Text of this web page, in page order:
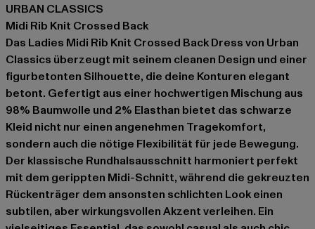
URBAN CLASSICS
Midi Rib Knit Crossed Back
Das Ladies Midi Rib Knit Crossed Back Dress von Urban
Classics überzeugt mit seinem cleanen Design und einer
figurbetonten Silhouette, die deine Konturen elegant
betont. Gefertigt aus einer hochwertigen Mischung aus
98% Baumwolle und 2% Elasthan bietet das schwarze
Kleid nicht nur einen angenehmen Tragekomfort,
sondern auch die nötige Flexibilität für jede Bewegung.
Der klassische Rundhalsausschnitt harmoniert perfekt
mit dem gerippten Midi-Schnitt, während die gekreuzten
Rückenträger dem ansonsten schlichten Look einen
subtilen, aber wirkungsvollen Akzent verleihen. Ein